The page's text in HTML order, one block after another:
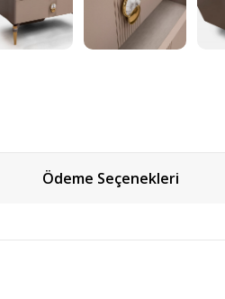
Ödeme Seçenekleri